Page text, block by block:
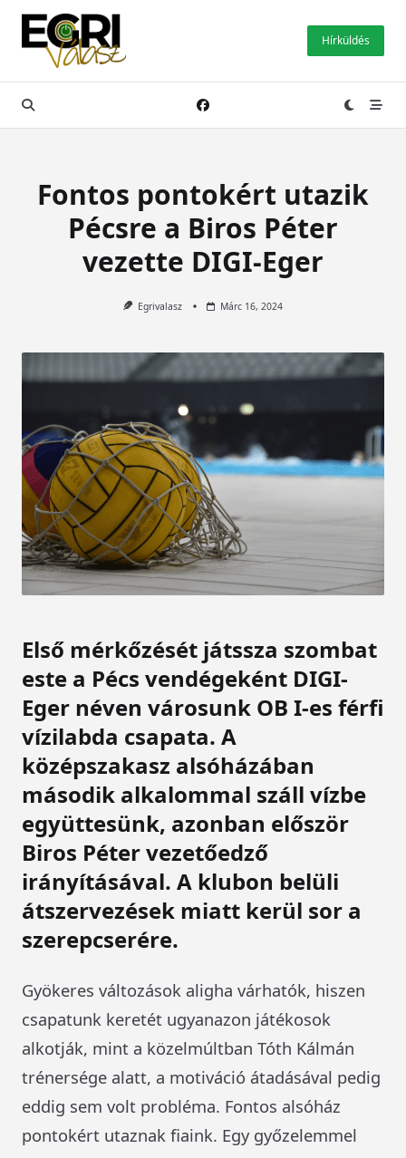
Skip
content
Hírküldés
Fontos pontokért utazik
Pécsre a Biros Péter
vezette DIGI-Eger
Egrivalasz Márc 16, 2024
Első mérkőzését játssza szombat
este a Pécs vendégeként DIGI-
Eger néven városunk OB I-es férfi
vízilabda csapata. A
középszakasz alsóházában
második alkalommal száll vízbe
együttesünk, azonban először
Biros Péter vezetőedző
irányításával. A klubon belüli
átszervezések miatt kerül sor a
szerepcserére.
Gyökeres változások aligha várhatók, hiszen
csapatunk keretét ugyanazon játékosok
alkotják, mint a közelmúltban Tóth Kálmán
trénersége alatt, a motiváció átadásával pedig
eddig sem volt probléma. Fontos alsóház
pontokért utaznak fiaink. Egy győzelemmel